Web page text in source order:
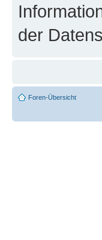
der
Foren-Übersicht